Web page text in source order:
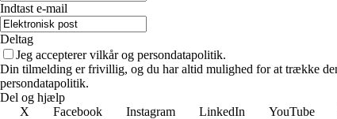
Indtast e-mail
Deltag
Jeg accepterer vilkår og persondatapolitik.
Din tilmelding er frivillig, og du har altid mulighed for at trække
persondatapolitik.
Del og hjælp
X
Facebook Instagram LinkedIn YouTube